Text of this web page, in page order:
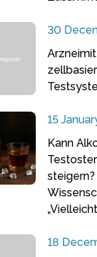
30
15
Kann
steigern?
18